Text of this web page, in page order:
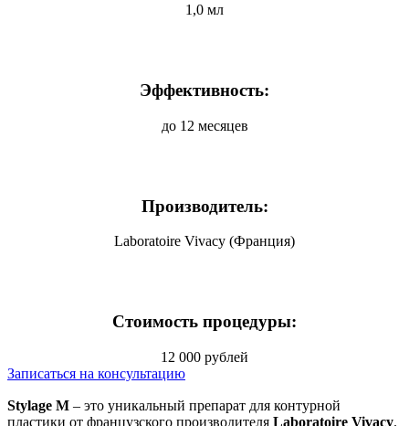
1,0 мл
Эффективность:
до 12 месяцев
Производитель:
Laboratoire Vivacy (Франция)
Стоимость процедуры:
12 000 рублей
Записаться на консультацию
Stylage M – это уникальный препарат для контурной
пластики от французского производителя Laboratoire Vivacy.